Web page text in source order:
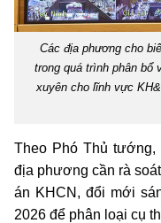
Các địa phương cho
trong quá trình phân bổ
xuyên cho lĩnh vực
Theo Phó Thủ tướng,
địa phương cần rà
án KHCN, đổi mới
2026 để phân loại cụ